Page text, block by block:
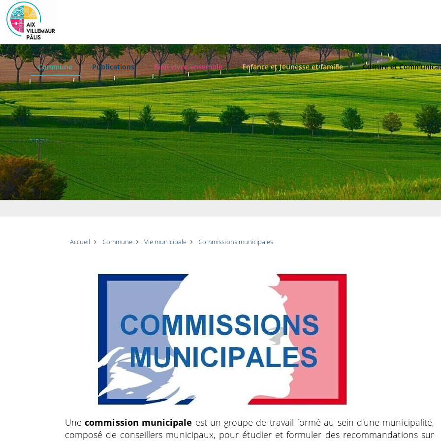
Commune Publications Bien vivre ensemble Enfance et Jeunesse et famille Culture et
Accueil Commune Vie municipale Commissions municipales
Unecommission municipale est un groupe de travail formé au sein d'une municipalité,
composé de conseillers municipaux, pour étudier et formuler des recommandations sur